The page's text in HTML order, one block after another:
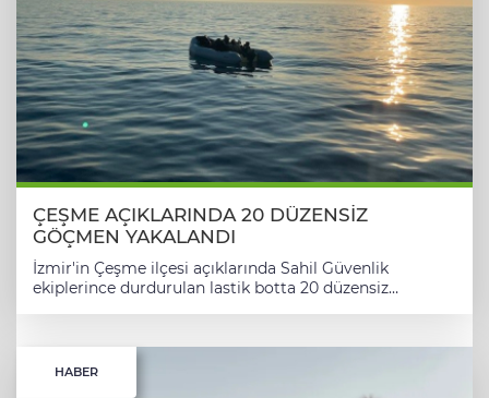
ÇEŞME AÇIKLARINDA 20 DÜZENSİZ
GÖÇMEN YAKALANDI
İzmir'in Çeşme ilçesi açıklarında Sahil Güvenlik
ekiplerince durdurulan lastik botta 20 düzensiz
hareket halindeki bir lastik botta düzensiz göçmen
bulunduğu bilgisi üzerine çalışma başlattı. Sahil
HABER